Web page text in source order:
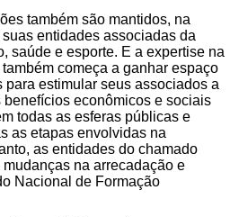
também são mantidos, na
entidades associadas da
saúde e esporte. E a expertise na
começa a ganhar espaço
estimular seus associados a
econômicos e sociais
todas as esferas públicas e
as etapas envolvidas na
as entidades do chamado
na arrecadação e
Nacional de Formação